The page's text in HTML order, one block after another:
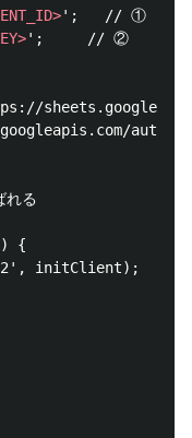
';   // ①
';     // ②
auth/
れる
{
initClient);